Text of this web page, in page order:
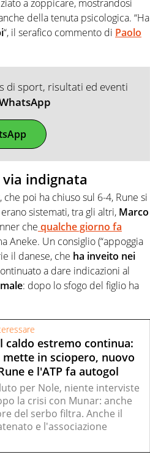
a zoppicare, mostrandosi
della tenuta psicologica. “Ha
“, il serafico commento di Paolo
di sport, risultati ed eventi
via indignata
poi ha chiuso sul 6-4, Rune si
sistemati, tra gli altri, Marco
che qualche giorno fa
Aneke. Un consiglio (“appoggia
il danese, che ha inveito nei
a dare indicazioni al
: dopo lo sfogo del figlio ha
caldo estremo continua:
mette in sciopero, nuovo
e l'ATP fa autogol
per Nole, niente interviste
la crisi con Munar: anche
del serbo filtra. Anche il
e l'associazione